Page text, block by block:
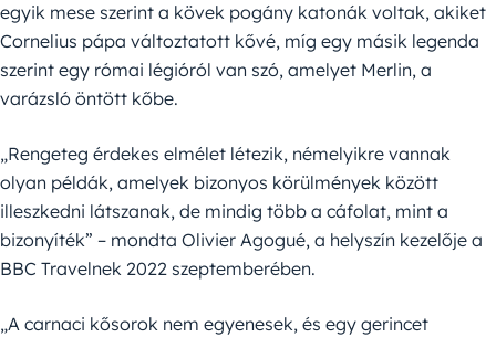
egyik mese szerint a kövek pogány katonák voltak, akiket
Cornelius pápa változtatott kővé, míg egy másik legenda
szerint egy római légióról van szó, amelyet Merlin, a
varázsló öntött kőbe.
„Rengeteg érdekes elmélet létezik, némelyikre vannak
olyan példák, amelyek bizonyos körülmények között
illeszkedni látszanak, de mindig több a cáfolat, mint a
bizonyíték” – mondta Olivier Agogué, a helyszín kezelője a
BBC Travelnek 2022 szeptemberében.
„A carnaci kősorok nem egyenesek, és egy gerincet